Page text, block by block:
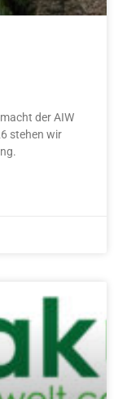
der AIW
stehen wir